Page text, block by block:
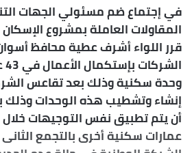
في إجتماع ضم مسئولي الجهات
المقاولات العاملة بمشروع
قرر اللواء أشرف عطية محافظ
وحدة سكنية وذلك بعد تقاعس
إنشاء وتشطيب هذه الوحدات وذلك
عمارات سكنية أخرى بالتجمع